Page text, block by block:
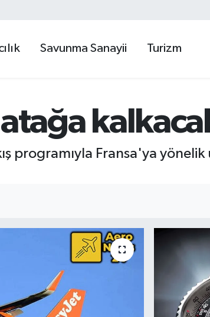
Savunma Sanayii Turizm
programıyla Fransa'ya yönelik